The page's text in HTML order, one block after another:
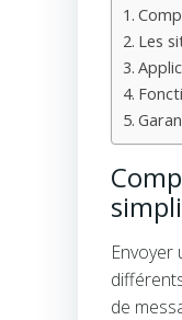
Les
Envoyer
de